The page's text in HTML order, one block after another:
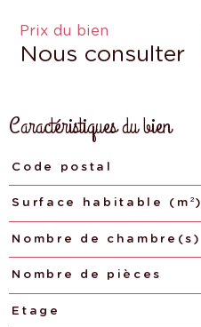
Prix du bien
Nous consulter
Caractéristiques du bien
Caractéristiques Valeurs
Code postal
Surface habitable (m²)
Nombre de chambre(s)
Nombre de pièces
Etage